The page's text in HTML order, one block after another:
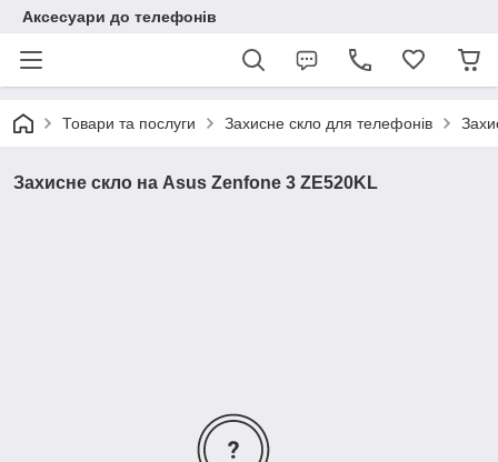
Аксесуари до телефонів
Товари та послуги Захисне скло для телефонів
Захисне скло на Asus Zenfone 3 ZE520KL